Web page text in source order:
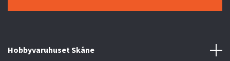
Hobbyvaruhuset Skåne